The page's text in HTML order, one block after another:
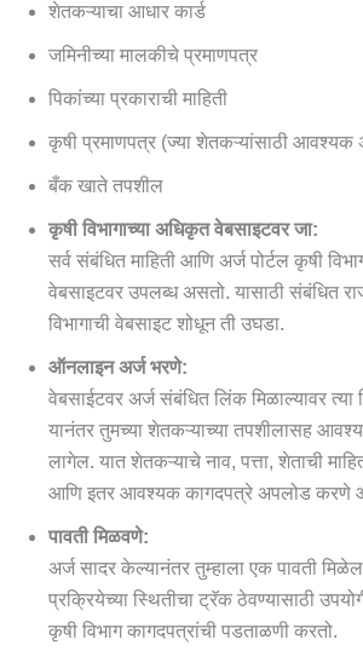
शेतकऱ्याचा आधार कार्ड
जमिनीच्या मालकीचे प्रमाणपत्र
पिकांच्या प्रकाराची माहिती
कृषी प्रमाणपत्र (ज्या शेतकऱ्यांसाठी
बँक खाते तपशील
कृषी विभागाच्या अधिकृत वेबसाइटवर जा:
सर्व संबंधित माहिती आणि अर्ज पोर्टल कृषी
वेबसाइटवर उपलब्ध असतो. यासाठी संबंधित
विभागाची वेबसाइट शोधून ती उघडा.
ऑनलाइन अर्ज भरणे:
वेबसाईटवर अर्ज संबंधित लिंक मिळाल्यावर
यानंतर तुमच्या शेतकऱ्याच्या तपशीलासह
लागेल. यात शेतकऱ्याचे नाव, पत्ता, शेताची
आणि इतर आवश्यक कागदपत्रे अपलोड
पावती मिळवणे:
अर्ज सादर केल्यानंतर तुम्हाला एक पावती
प्रक्रियेच्या स्थितीचा ट्रॅक ठेवण्यासाठी
कृषी विभाग कागदपत्रांची पडताळणी करतो.